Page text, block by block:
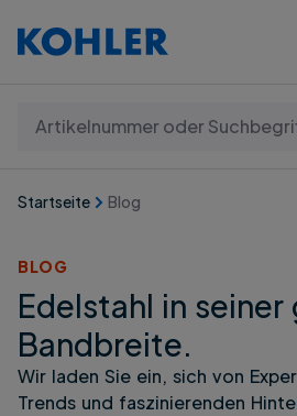
Startseite Blog
Edelstahl in seiner
Bandbreite.
BLOG
Wir laden Sie ein, sich von
Trends und faszinierenden